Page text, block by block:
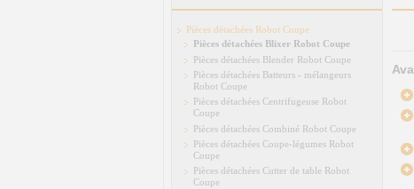
Pièces détachées Robot Coupe
Pièces détachées Blixer Robot Coupe
Pièces détachées Blender Robot Coupe
Pièces détachées Batteurs - mélangeurs
Robot Coupe
Pièces détachées Centrifugeuse Robot
Coupe
Pièces détachées Combiné Robot Coupe
Pièces détachées Coupe-légumes Robot
Coupe
Pièces détachées Cutter de table Robot
Coupe